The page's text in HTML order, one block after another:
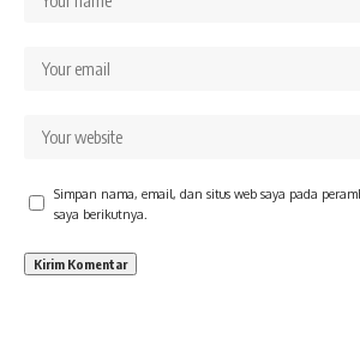
Simpan nama, email, dan situs web saya pada
saya berikutnya.